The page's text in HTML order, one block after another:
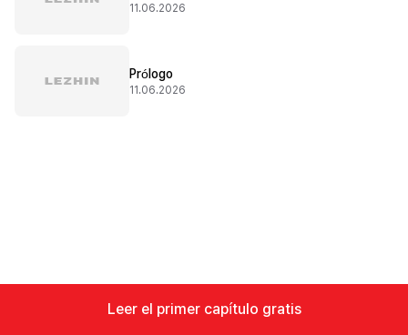
11.06.2026
Prólogo
11.06.2026
Leer el primer capítulo gratis